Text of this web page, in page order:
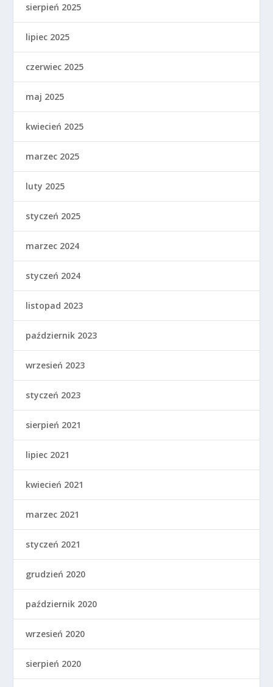
sierpień 2025
lipiec 2025
czerwiec 2025
maj 2025
kwiecień 2025
marzec 2025
luty 2025
styczeń 2025
marzec 2024
styczeń 2024
listopad 2023
październik 2023
wrzesień 2023
styczeń 2023
sierpień 2021
lipiec 2021
kwiecień 2021
marzec 2021
styczeń 2021
grudzień 2020
październik 2020
wrzesień 2020
sierpień 2020